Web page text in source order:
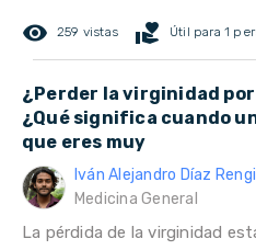
remove_red_eye 259 vistas volunteer_activism Útil para 1
¿Perder la virginidad
¿Qué significa cuando
que eres muy
Iván Alejandro Díaz
Medicina General
La pérdida de la virginidad